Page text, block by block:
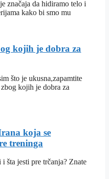
značaja da hidiramo telo i
kako bi smo mu
kojih je dobra za
što je ukusna,zapamtite
kojih je dobra za
koja se
treninga
šta jesti pre trčanja? Znate